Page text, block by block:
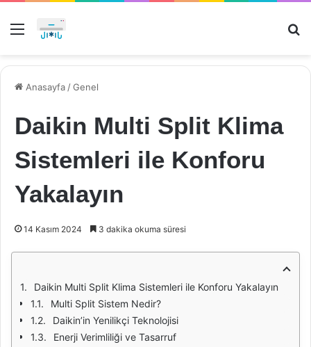
Menü
Anasayfa /Genel
Daikin Multi Split Klima
Sistemleri ile Konforu
Yakalayın
14 Kasım 2024 3 dakika okuma süresi
Daikin Multi Split Klima Sistemleri ile Konforu Yakalayın
Multi Split Sistem Nedir?
Daikin’in Yenilikçi Teknolojisi
Enerji Verimliliği ve Tasarruf